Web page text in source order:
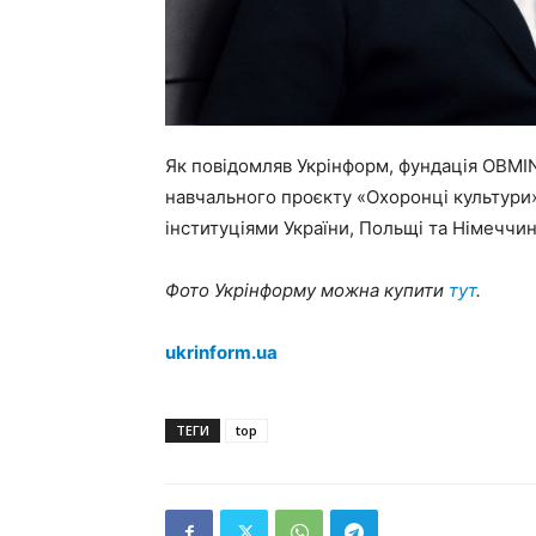
Як повідомляв Укрінформ, фундація
навчального проєкту «Охоронці
інституціями України, Польщі та
Фото Укрінформу можна купити тут.
ukrinform.ua
ТЕГИ top